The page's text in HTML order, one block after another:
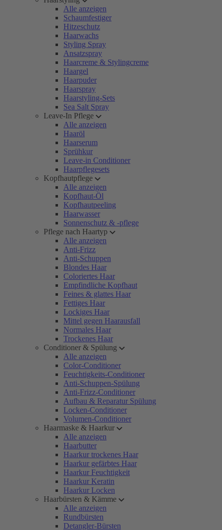
Alle anzeigen
Schaumfestiger
Hitzeschutz
Haarwachs
Styling Spray
Ansatzspray
Haarcreme & Stylingcreme
Haargel
Haarpuder
Haarspray
Haarstyling-Sets
Sea Salt Spray
Leave-In Pflege
Alle anzeigen
Haaröl
Haarserum
Sprühkur
Leave-in Conditioner
Haarpflegesets
Kopfhautpflege
Alle anzeigen
Kopfhaut-Öl
Kopfhautpeeling
Haarwasser
Sonnenschutz & -pflege
Pflege nach Haartyp
Alle anzeigen
Anti-Frizz
Anti-Schuppen
Blondes Haar
Coloriertes Haar
Empfindliche Kopfhaut
Feines & glattes Haar
Fettiges Haar
Lockiges Haar
Mittel gegen Haarausfall
Normales Haar
Trockenes Haar
Conditioner & Spülung
Alle anzeigen
Color-Conditioner
Feuchtigkeits-Conditioner
Anti-Schuppen-Spülung
Anti-Frizz-Conditioner
Aufbau & Reparatur Spülung
Locken-Conditioner
Volumen-Conditioner
Haarmaske & Haarkur
Alle anzeigen
Haarbutter
Haarkur trockenes Haar
Haarkur gefärbtes Haar
Haarkur Feuchtigkeit
Haarkur Keratin
Haarkur Locken
Haarbürsten & Kämme
Alle anzeigen
Rundbürsten
Detangler-Bürsten